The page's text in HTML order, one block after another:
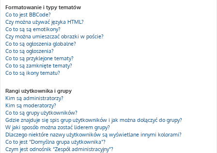
Formatowanie i typy tematów
Co to jest BBCode?
Czy można używać języka HTML?
Co to są są emotikony?
Czy można umieszczać obrazki w poście?
Co to są ogłoszenia globalne?
Co to są ogłoszenia?
Co to są przyklejone tematy?
Co to są zamknięte tematy?
Co to są ikony tematu?
Rangi użytkownika i grupy
Kim są administratorzy?
Kim są moderatorzy?
Co to są grupy użytkowników?
Gdzie znajduje się spis grup użytkowników i jak można dołączyć do grupy?
W jaki sposób można zostać liderem grupy?
Dlaczego niektóre nazwy użytkowników są wyświetlane innymi kolorami?
Co to jest “Domyślna grupa użytkownika”?
Czym jest odnośnik “Zespół administracyjny”?